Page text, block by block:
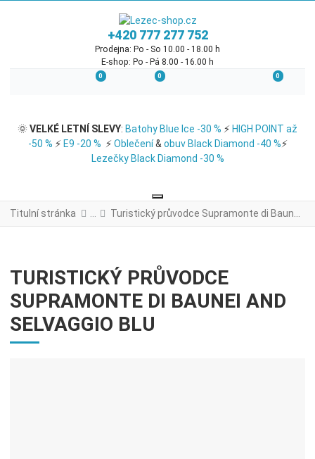
+420 777 277 752
Prodejna: Po - So 10.00 - 18.00 h
E-shop: Po - Pá 8.00 - 16.00 h
Seznam přání
0 Porovnání produktů
0 Košík
0
🌞 VELKÉ LETNÍ SLEVY: Batohy Blue Ice -30 % ⚡ HIGH POINT až
-50 % ⚡ E9 -20 % ⚡ Oblečení& obuv Black Diamond -40 %⚡
Lezečky Black Diamond -30 %
Titulní stránka Turistický průvodce Supramonte di Baunei and Selvaggio Blu
TURISTICKÝ PRŮVODCE
SUPRAMONTE DI BAUNEI AND
SELVAGGIO BLU